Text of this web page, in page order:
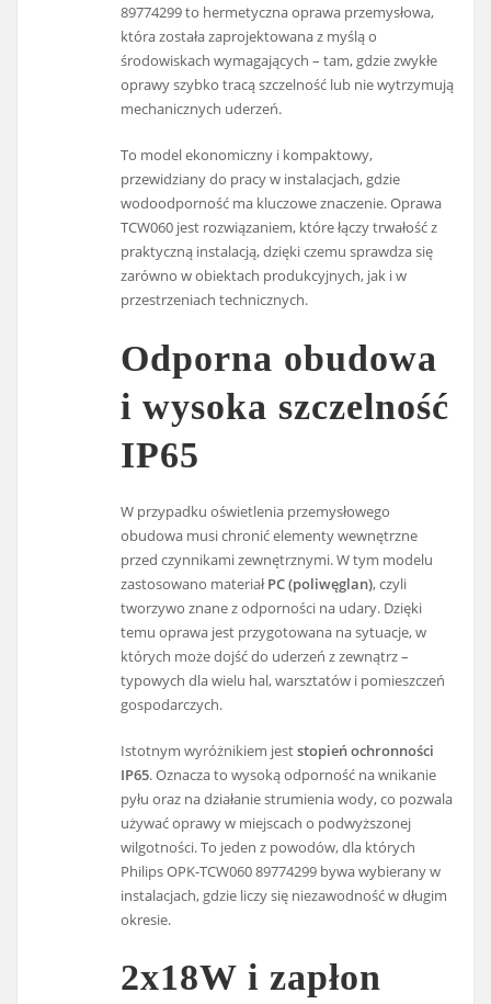
89774299 to hermetyczna oprawa przemysłowa,
która została zaprojektowana z myślą o
środowiskach wymagających – tam, gdzie zwykłe
oprawy szybko tracą szczelność lub nie wytrzymują
mechanicznych uderzeń.
To model ekonomiczny i kompaktowy,
przewidziany do pracy w instalacjach, gdzie
wodoodporność ma kluczowe znaczenie. Oprawa
TCW060 jest rozwiązaniem, które łączy trwałość z
praktyczną instalacją, dzięki czemu sprawdza się
zarówno w obiektach produkcyjnych, jak i w
przestrzeniach technicznych.
Odporna obudowa
i wysoka szczelność
IP65
W przypadku oświetlenia przemysłowego
obudowa musi chronić elementy wewnętrzne
przed czynnikami zewnętrznymi. W tym modelu
zastosowano materiałPC (poliwęglan), czyli
tworzywo znane z odporności na udary. Dzięki
temu oprawa jest przygotowana na sytuacje, w
których może dojść do uderzeń z zewnątrz –
typowych dla wielu hal, warsztatów i pomieszczeń
gospodarczych.
Istotnym wyróżnikiem jeststopień ochronności
IP65. Oznacza to wysoką odporność na wnikanie
pyłu oraz na działanie strumienia wody, co pozwala
używać oprawy w miejscach o podwyższonej
wilgotności. To jeden z powodów, dla których
Philips OPK-TCW060 89774299 bywa wybierany w
instalacjach, gdzie liczy się niezawodność w długim
okresie.
2x18W i zapłon